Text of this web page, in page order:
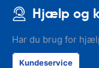
Hjælp og
Har du brug for
Kundeservice